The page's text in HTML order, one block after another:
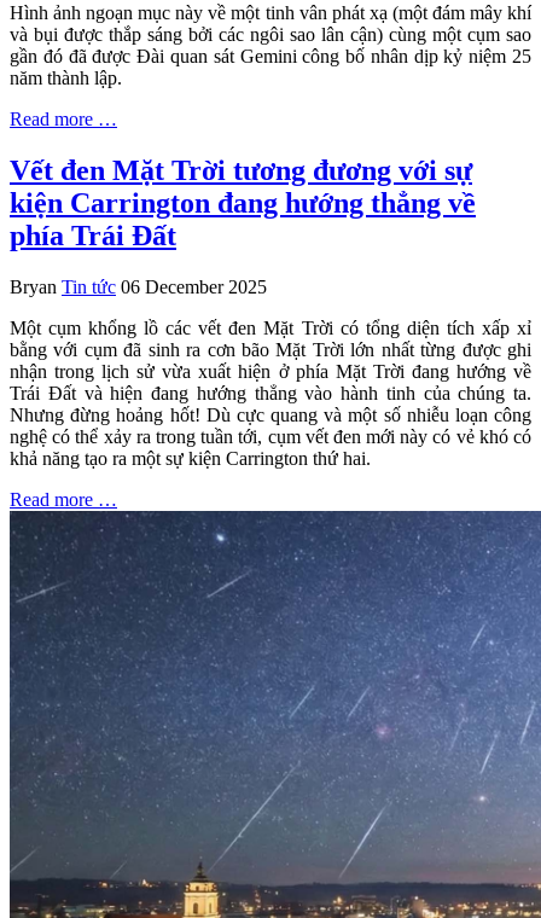
Hình ảnh ngoạn mục này về một tinh vân phát xạ (một đám mây khí
và bụi được thắp sáng bởi các ngôi sao lân cận) cùng một cụm sao
gần đó đã được Đài quan sát Gemini công bố nhân dịp kỷ niệm 25
năm thành lập.
Read more …
Vết đen Mặt Trời tương đương với sự
kiện Carrington đang hướng thẳng về
phía Trái Đất
Bryan Tin tức 06 December 2025
Một cụm khổng lồ các vết đen Mặt Trời có tổng diện tích xấp xỉ
bằng với cụm đã sinh ra cơn bão Mặt Trời lớn nhất từng được ghi
nhận trong lịch sử vừa xuất hiện ở phía Mặt Trời đang hướng về
Trái Đất và hiện đang hướng thẳng vào hành tinh của chúng ta.
Nhưng đừng hoảng hốt! Dù cực quang và một số nhiễu loạn công
nghệ có thể xảy ra trong tuần tới, cụm vết đen mới này có vẻ khó có
khả năng tạo ra một sự kiện Carrington thứ hai.
Read more …